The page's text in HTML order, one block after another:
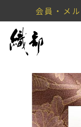
会員・メ